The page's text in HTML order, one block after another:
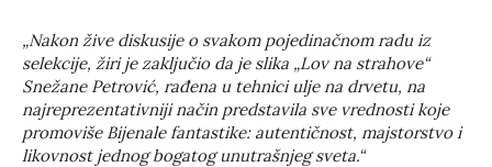
„Nakon žive diskusije o svakom pojedinačnom radu iz
selekcije, žiri je zaključio da je slika „Lov na strahove“
Snežane Petrović, rađena u tehnici ulje na drvetu, na
najreprezentativniji način predstavila sve vrednosti koje
promoviše Bijenale fantastike: autentičnost, majstorstvo i
likovnost jednog bogatog unutrašnjeg sveta.“